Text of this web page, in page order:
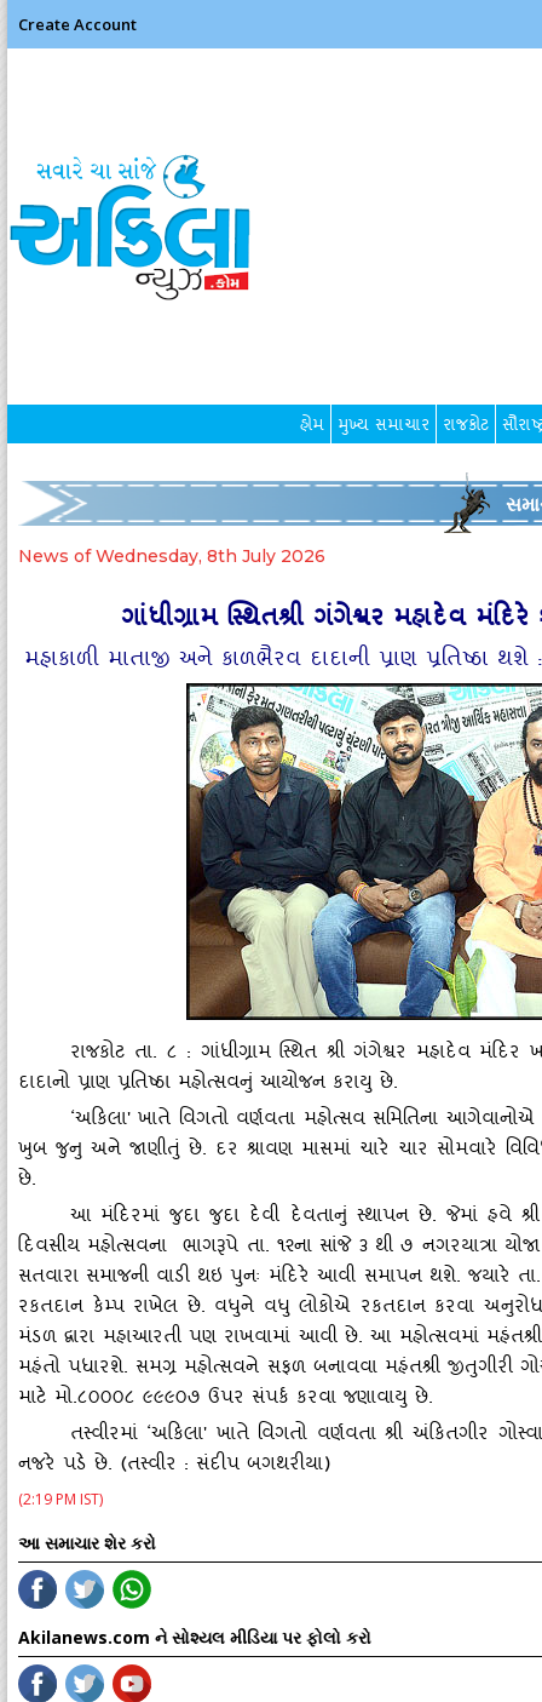
Create Account
હોમ મુખ્ય સમાચાર રાજકોટ
News of Wednesday, 8th July 2026
ગાંધીગ્રામ સ્‍થિતશ્રી ગંગેશ્વર મહાદેવ મંદિરે
મહાકાળી માતાજી અને કાળભૈરવ દાદાની પ્રાણ પ્રતિષ્‍ઠા
રાજકોટ તા. ૮ : ગાંધીગ્રામ સ્‍થિત શ્રી ગંગેશ્વર મહાદેવ
દાદાનો પ્રાણ પ્રતિષ્‍ઠા મહોત્‍સવનું આયોજન કરાયુ છે.
‘અકિલા' ખાતે વિગતો વર્ણવતા મહોત્‍સવ સમિતિના
ખુબ જુનુ અને જાણીતું છે. દર શ્રાવણ માસમાં ચારે ચાર સોમવારે
છે.
આ મંદિરમાં જુદા જુદા દેવી દેવતાનું સ્‍થાપન છે. જેમાં હવે શ્રી
દિવસીય મહોત્‍સવના ભાગરૂપે તા. ૧૨ના સાંજે ૩ થી ૭ નગરયાત્રા
સતવારા સમાજની વાડી થઇ પુનઃ મંદિરે આવી સમાપન થશે. જયારે
રકતદાન કેમ્‍પ રાખેલ છે. વધુને વધુ લોકોએ રકતદાન કરવા
મંડળ દ્વારા મહાઆરતી પણ રાખવામાં આવી છે. આ મહોત્‍સવમાં મહંતશ્રી
મહંતો પધારશે. સમગ્ર મહોત્‍સવને સફળ બનાવવા મહંતશ્રી જીતુગીરી
માટે મો.૮૦૦૦૮ ૯૯૯૦૭ ઉપર સંપર્ક કરવા જણાવાયુ છે.
તસ્‍વીરમાં ‘અકિલા' ખાતે વિગતો વર્ણવતા શ્રી અંકિતગીર
નજરે પડે છે. (તસ્‍વીર : સંદીપ બગથરીયા)
(2:19 PM IST)
આ સમાચાર શેર કરો
Akilanews.com ને સોશ્યલ મીડિયા પર ફોલો કરો